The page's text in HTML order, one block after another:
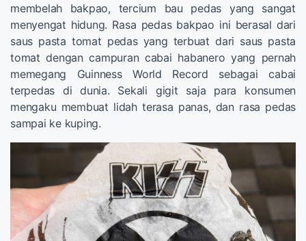
membelah bakpao, tercium bau pedas yang sangat
menyengat hidung. Rasa pedas bakpao ini berasal dari
saus pasta tomat pedas yang terbuat dari saus pasta
tomat dengan campuran cabai habanero yang pernah
memegang Guinness World Record sebagai cabai
terpedas di dunia. Sekali gigit saja para konsumen
mengaku membuat lidah terasa panas, dan rasa pedas
sampai ke kuping.